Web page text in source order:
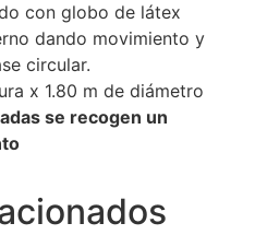
con globo de látex
dando movimiento y
circular.
x 1.80 m de diámetro
se recogen un